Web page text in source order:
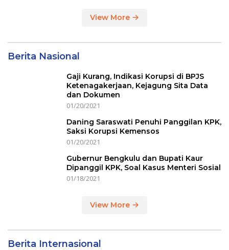
View More
Berita Nasional
Gaji Kurang, Indikasi Korupsi di BPJS
Ketenagakerjaan, Kejagung Sita Data
dan Dokumen
01/20/2021
Daning Saraswati Penuhi Panggilan KPK,
Saksi Korupsi Kemensos
01/20/2021
Gubernur Bengkulu dan Bupati Kaur
Dipanggil KPK, Soal Kasus Menteri Sosial
01/18/2021
View More
Berita Internasional